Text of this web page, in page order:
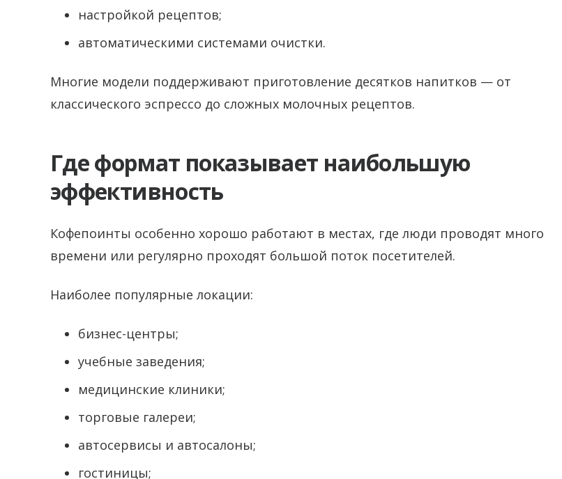
настройкой рецептов;
автоматическими системами очистки.
Многие модели поддерживают приготовление десятков напитков — от
классического эспрессо до сложных молочных рецептов.
Где формат показывает наибольшую
эффективность
Кофепоинты особенно хорошо работают в местах, где люди проводят много
времени или регулярно проходят большой поток посетителей.
Наиболее популярные локации:
бизнес-центры;
учебные заведения;
медицинские клиники;
торговые галереи;
автосервисы и автосалоны;
гостиницы;